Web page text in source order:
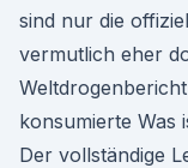
sind nur die
vermutlich eher
konsumierte Was
Der vollständige